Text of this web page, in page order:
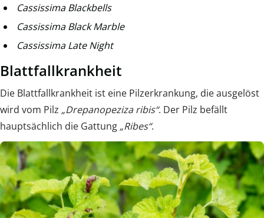
Cassissima Blackbells
Cassissima Black Marble
Cassissima Late Night
Blattfallkrankheit
Die Blattfallkrankheit ist eine Pilzerkrankung, die ausgelöst
wird vom Pilz „Drepanopeziza ribis“. Der Pilz befällt
hauptsächlich die Gattung „Ribes“.